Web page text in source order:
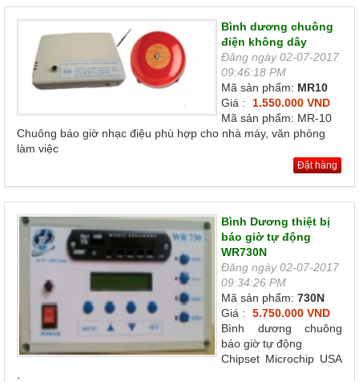
Bình dương chuông
điện không dây
Đăng ngày 02-07-2017
09:46:18 PM
Mã sản phẩm: MR10
Giá :
1.550.000 VND
Mã sản phẩm: MR-10
Chuông báo giờ nhạc điệu phù hợp cho nhà máy, văn phòng
làm việc
Đặt hàng
Bình Dương thiệt bị
báo giờ tự động
WR730N
Đăng ngày 02-07-2017
09:34:26 PM
Mã sản phẩm: 730N
Giá :
5.750.000 VND
Bình dương chuông
báo giờ tự động
Chipset Microchip USA
,